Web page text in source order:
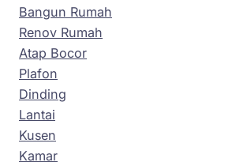
Bangun Rumah
Renov Rumah
Atap Bocor
Plafon
Dinding
Lantai
Kusen
Kamar